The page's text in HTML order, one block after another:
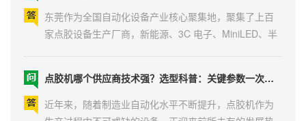
落地案例、服务覆盖范围，梳理区域内具备稳定交付能
力的主流厂商...
东莞作为全国自动化设备产业核心聚集地，聚集了上百
家点胶设备生产厂商，新能源、3C 电子、MiniLED、半
量产、细分非标两条需求很难靠单一品牌兼顾。本文结
合 2026 年市场口碑、客户落地案例，整理东莞本土综合
点胶机哪个供应商技术强？选型科普：关键参数一次讲清
近年来，随着制造业自动化水平不断提升，点胶机作为